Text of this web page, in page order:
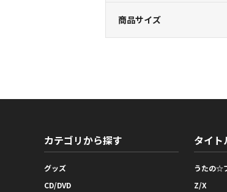
商品サイズ
カテゴリから探す
グッズ
CD/DVD
タイト
うたの☆
Z/X